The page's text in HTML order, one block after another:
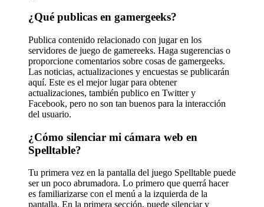
¿Qué publicas en gamergeeks?
Publica contenido relacionado con jugar en los
servidores de juego de gamereeks. Haga sugerencias o
proporcione comentarios sobre cosas de gamergeeks.
Las noticias, actualizaciones y encuestas se publicarán
aquí. Este es el mejor lugar para obtener
actualizaciones, también publico en Twitter y
Facebook, pero no son tan buenos para la interacción
del usuario.
¿Cómo silenciar mi cámara web en
Spelltable?
Tu primera vez en la pantalla del juego Spelltable puede
ser un poco abrumadora. Lo primero que querrá hacer
es familiarizarse con el menú a la izquierda de la
pantalla. En la primera sección, puede silenciar y